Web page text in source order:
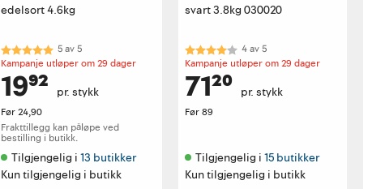
edelsort 4.6kg
Karakter:5.0 av 5 mulige
5av5
Kampanje utløper om 29 dager
19⁹² pr. stykk
Før24,90
Frakttillegg kan påløpe ved
bestilling i butikk.
Tilgjengelig i 13 butikker
Kun tilgjengelig i butikk
svart 3.8kg 030020
Karakter:4.0 av 5 mulige
4av5
Kampanje utløper om 29 dager
71²⁰ pr. stykk
Før 89
Tilgjengelig i 15 butikker
Kun tilgjengelig i butikk